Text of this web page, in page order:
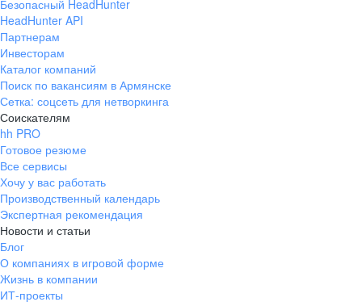
Безопасный HeadHunter
HeadHunter API
Партнерам
Инвесторам
Каталог компаний
Поиск по вакансиям в Армянске
Сетка: соцсеть для нетворкинга
Соискателям
hh PRO
Готовое резюме
Все сервисы
Хочу у вас работать
Производственный календарь
Экспертная рекомендация
Новости и статьи
Блог
О компаниях в игровой форме
Жизнь в компании
ИТ-проекты